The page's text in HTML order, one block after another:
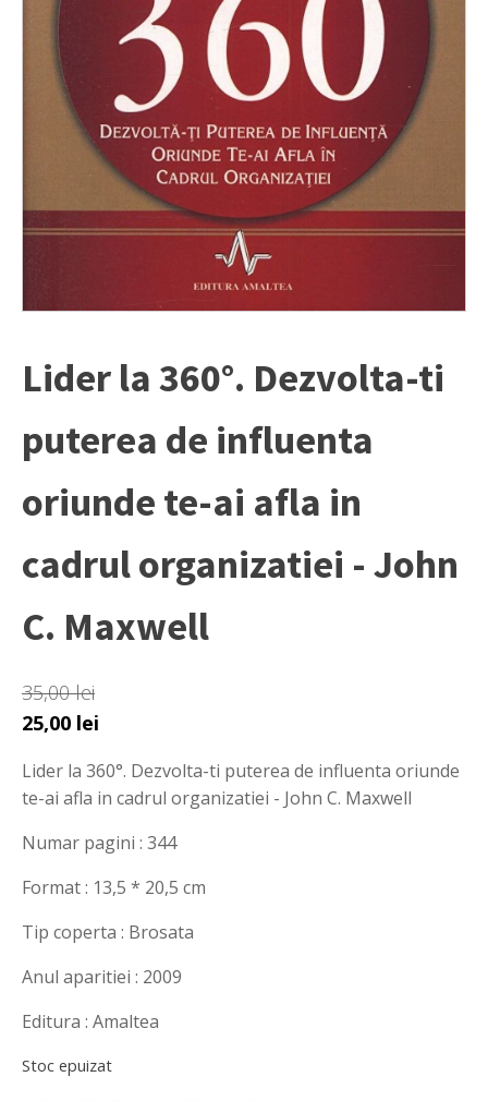
Lider la 360°. Dezvolta-ti
puterea de influenta
oriunde te-ai afla in
cadrul organizatiei - John
C. Maxwell
35,00lei
Prețul
a
fost:
35,00 lei.
25,00 lei
este:
25,00 lei.
Lider la 360°. Dezvolta-ti puterea de influenta oriunde
te-ai afla in cadrul organizatiei - John C. Maxwell
Numar pagini : 344
Format : 13,5 * 20,5 cm
Tip coperta : Brosata
Anul aparitiei : 2009
Editura : Amaltea
Stoc epuizat